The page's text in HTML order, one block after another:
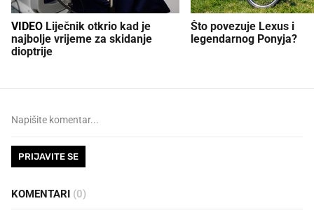
VIDEO
najbolje vrijeme za skidanje
dioptrije
Što povezuje Lexus i
legendarnog Ponyja?
PRIJAVITE SE
KOMENTARI (0)